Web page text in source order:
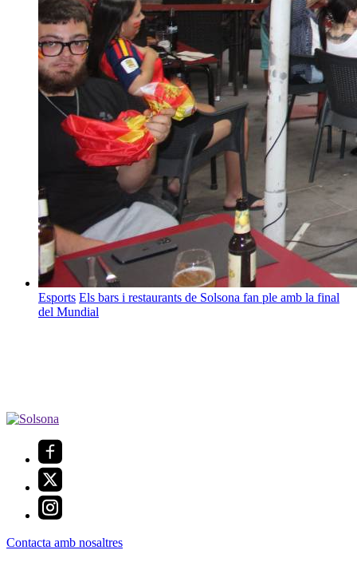
Esports Els bars i restaurants de Solsona fan ple amb la final
del Mundial
Contacta amb nosaltres